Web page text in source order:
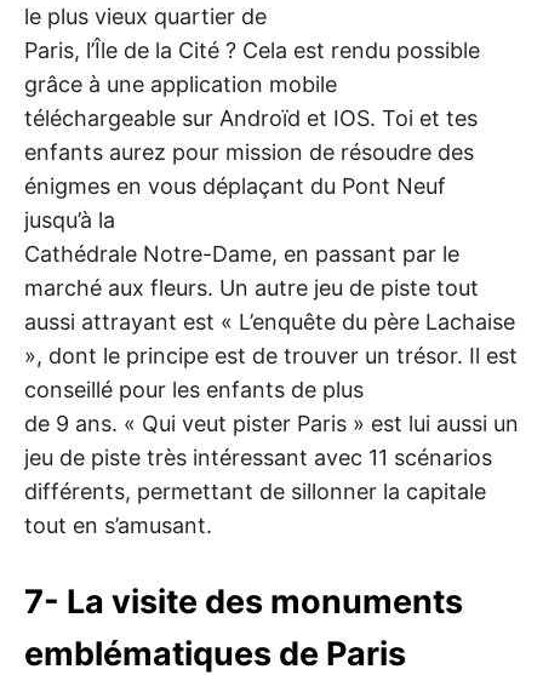
le plus vieux quartier de
Paris, l’Île de la Cité ? Cela est rendu possible
grâce à une application mobile
téléchargeable sur Androïd et IOS. Toi et tes
enfants aurez pour mission de résoudre des
énigmes en vous déplaçant du Pont Neuf
jusqu’à la
Cathédrale Notre-Dame, en passant par le
marché aux fleurs. Un autre jeu de piste tout
aussi attrayant est « L’enquête du père Lachaise
», dont le principe est de trouver un trésor. Il est
conseillé pour les enfants de plus
de 9 ans. « Qui veut pister Paris » est lui aussi un
jeu de piste très intéressant avec 11 scénarios
différents, permettant de sillonner la capitale
tout en s’amusant.
7- La visite des monuments
emblématiques de Paris